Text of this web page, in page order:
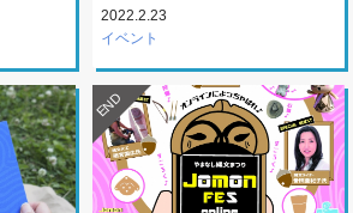
2022.2.23
イベント
END